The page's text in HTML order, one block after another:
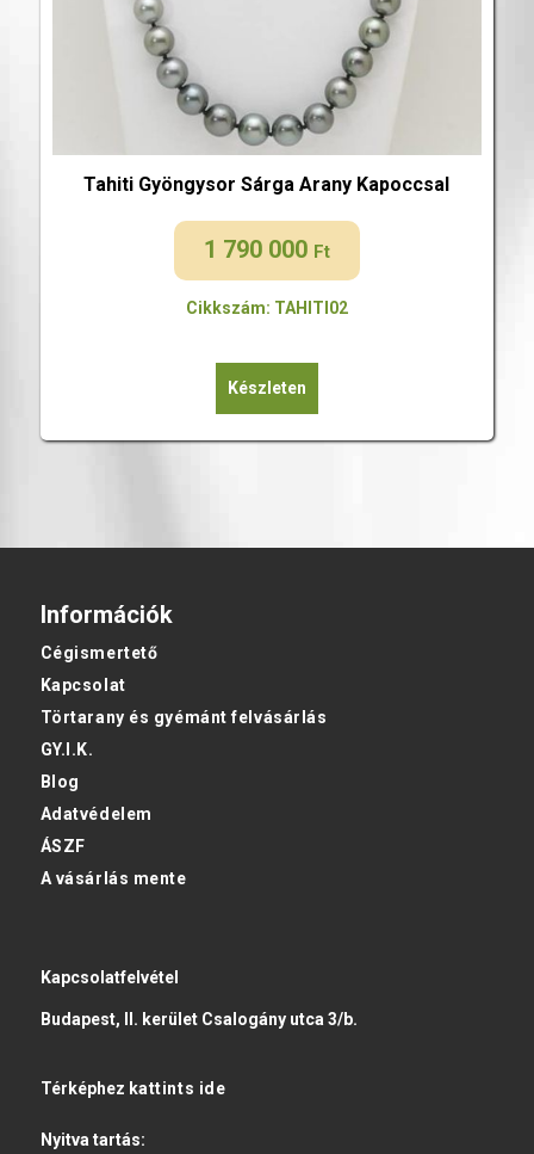
Tahiti Gyöngysor Sárga Arany Kapoccsal
1 790 000 Ft
Cikkszám: TAHITI02
Készleten
Információk
Cégismertető
Kapcsolat
Törtarany és gyémánt felvásárlás
GY.I.K.
Blog
Adatvédelem
ÁSZF
A vásárlás mente
Kapcsolatfelvétel
Budapest, II. kerület Csalogány utca 3/b.
Térképhez kattints ide
Nyitva tartás: